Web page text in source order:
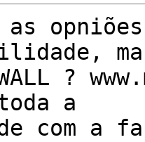
as
?
a
com a